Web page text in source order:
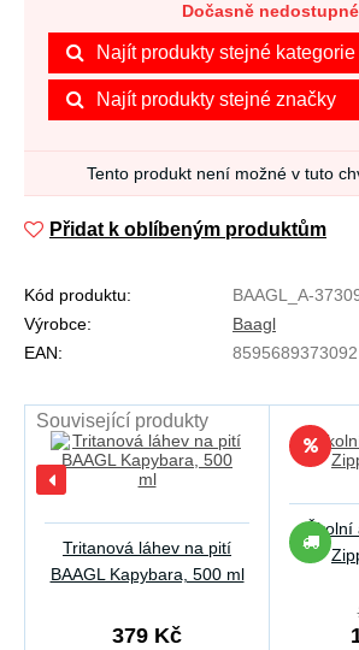
Dočasně nedostupné
Najít produkty stejné kategorie
Najít produkty stejné značky
Tento produkt není možné v tuto
Přidat k oblíbeným produktům
Kód produktu:
BAAGL_A-
Výrobce:
Baagl
EAN:
8595689373092
Související produkty
Tritanová láhev na pití
BAAGL Kapybara, 500 ml
379 Kč
Školní